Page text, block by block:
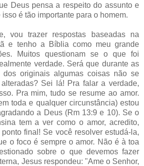
Deus pensa a respeito do assunto e
é tão importante para o homem.
vou trazer respostas baseadas na
e tenho a Bíblia como meu grande
Muitos questionam se o que foi
verdade. Será que durante as
dos originais algumas coisas não se
Sei lá! Pra falar a verdade,
Pra mim, tudo se resume ao amor.
toda e qualquer circunstância) estou
a Deus (Rm 13:9 e 10). Se o
tem a ver como o amor, acredito,
final! Se você resolver estudá-la,
o foco é sempre o amor. Não é à toa
sobre o que devemos fazer
Jesus respondeu: "Ame o Senhor,